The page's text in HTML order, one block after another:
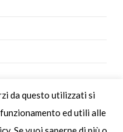
| TEL 070241321 |
|
da questo utilizzati si
ed utili alle